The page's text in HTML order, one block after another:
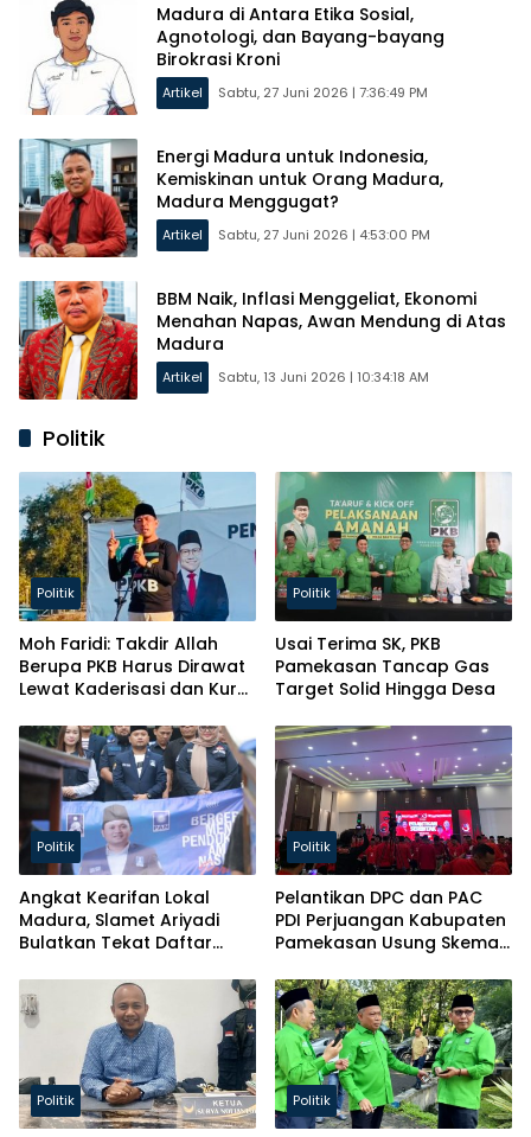
Madura di Antara Etika Sosial,
Agnotologi, dan Bayang-bayang
Birokrasi Kroni
Artikel Sabtu, 27 Juni 2026 | 7:36:49 PM
Energi Madura untuk Indonesia,
Kemiskinan untuk Orang Madura,
Madura Menggugat?
Artikel Sabtu, 27 Juni 2026 | 4:53:00 PM
BBM Naik, Inflasi Menggeliat, Ekonomi
Menahan Napas, Awan Mendung di Atas
Madura
Artikel Sabtu, 13 Juni 2026 | 10:34:18 AM
Politik
Politik
Moh Faridi: Takdir Allah
Berupa PKB Harus Dirawat
Lewat Kaderisasi dan Kursi
Politik
Usai Terima SK, PKB
Pamekasan Tancap Gas
Target Solid Hingga Desa
Politik
Angkat Kearifan Lokal
Madura, Slamet Ariyadi
Bulatkan Tekat Daftar
Politik
Pelantikan DPC dan PAC
PDI Perjuangan Kabupaten
Pamekasan Usung Skema
Politik Politik